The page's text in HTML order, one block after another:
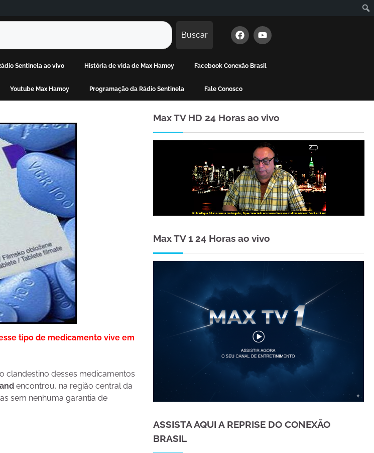
Buscar
Sentinela ao vivo História de vida de Max Hamoy Facebook Conexão Brasil
Youtube Max Hamoy Programação da Rádio Sentinela Fale Conosco
tipo de medicamento vive em
clandestino desses medicamentos
encontrou, na região central da
sem nenhuma garantia de
Max TV HD 24 Horas ao vivo
Max TV 1 24 Horas ao vivo
ASSISTA AQUI A REPRISE DO CONEXÃO
BRASIL